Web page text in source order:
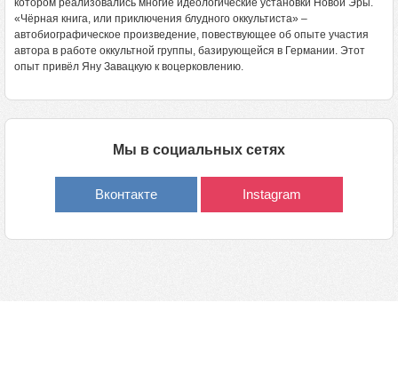
котором реализовались многие идеологические установки Новой Эры.
«Чёрная книга, или приключения блудного оккультиста» –
автобиографическое произведение, повествующее об опыте участия
автора в работе оккультной группы, базирующейся в Германии. Этот
опыт привёл Яну Завацкую к воцерковлению.
Мы в социальных сетях
Вконтакте Instagram